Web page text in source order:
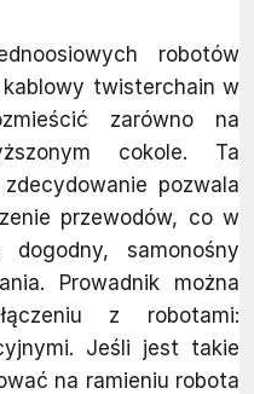
robotów
kablowy twisterchain w
zarówno na
cokole. Ta
pozwala
przewodów, co w
samonośny
Prowadnik można
z robotami:
Jeśli jest takie
na ramieniu robota